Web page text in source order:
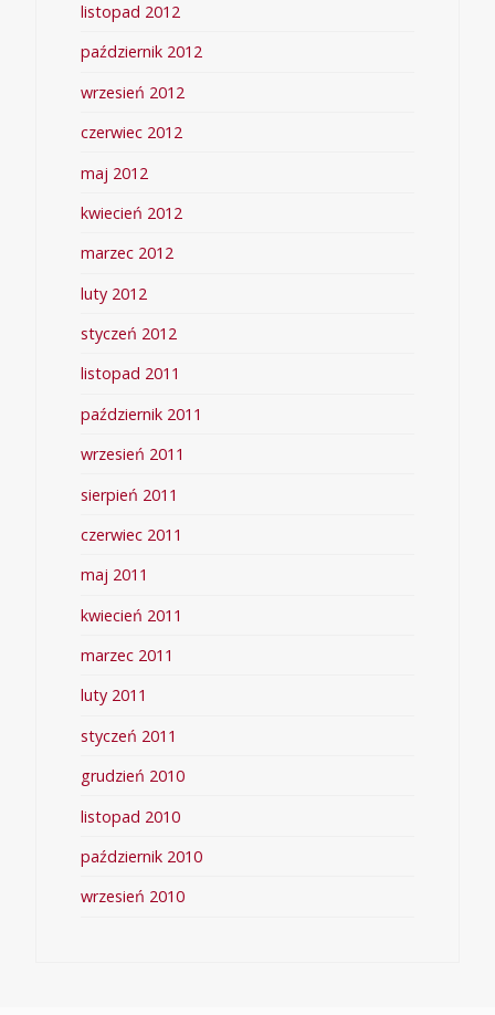
listopad 2012
październik 2012
wrzesień 2012
czerwiec 2012
maj 2012
kwiecień 2012
marzec 2012
luty 2012
styczeń 2012
listopad 2011
październik 2011
wrzesień 2011
sierpień 2011
czerwiec 2011
maj 2011
kwiecień 2011
marzec 2011
luty 2011
styczeń 2011
grudzień 2010
listopad 2010
październik 2010
wrzesień 2010